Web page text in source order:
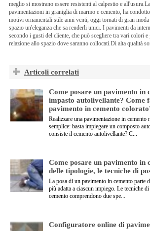
meglio si mostrano essere resistenti al calpestio e
pavimentazioni in graniglia di marmo e cemento, ha
motivi ornamentali stile anni venti, oggi tornati di gran
spazio un'eleganza che sa renderli unici. I pavimenti da
secondo i gusti del cliente, che può scegliere tra vari colori e
relazione allo spazio dove saranno collocati.Di alta qualità
Articoli correlati
Come posare un pavimento in
impasto autolivellante? Come
pavimento in cemento
Realizzare una pavimentazione in cemento
semplice: basta impiegare un composto
consiste il cemento autolivellante? C...
Come posare un pavimento in
delle tipologie, le tecniche di
La posa di un pavimento in cemento parte
più adatta a ciascun impiego. Le tecniche
cemento comprendono due spe...
Configuratore online di